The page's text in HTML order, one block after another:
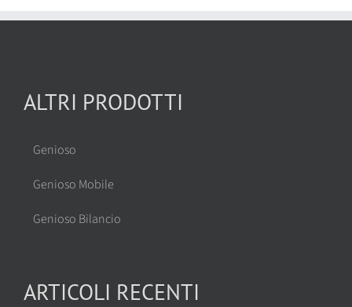
ALTRI PRODOTTI
Genioso
Genioso Mobile
Genioso Bilancio
ARTICOLI RECENTI